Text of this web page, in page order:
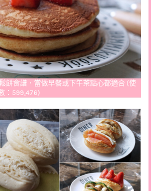
餅食譜．當做早餐或下午茶點心都適合 (使
：599,476)